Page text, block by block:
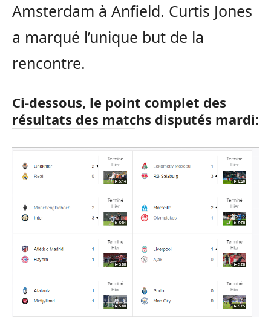
Amsterdam à Anfield. Curtis Jones
a marqué l’unique but de la
rencontre.
Ci-dessous, le point complet des
résultats des matchs disputés mardi: